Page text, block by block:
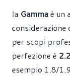
la Gammaè un
per scopi
perfezione è 2.2
esempio 1.8/